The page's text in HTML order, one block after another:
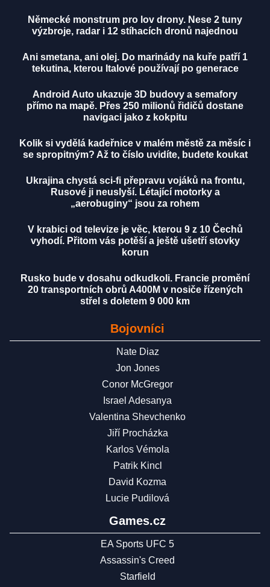
Německé monstrum pro lov drony. Nese 2 tuny
výzbroje, radar i 12 stíhacích dronů najednou
Ani smetana, ani olej. Do marinády na kuře patří 1
tekutina, kterou Italové používají po generace
Android Auto ukazuje 3D budovy a semafory
přímo na mapě. Přes 250 milionů řidičů dostane
navigaci jako z kokpitu
Kolik si vydělá kadeřnice v malém městě za měsíc i
se spropitným? Až to číslo uvidíte, budete koukat
Ukrajina chystá sci-fi přepravu vojáků na frontu,
Rusové ji neuslyší. Létající motorky a
„aerobuginy“ jsou za rohem
V krabici od televize je věc, kterou 9 z 10 Čechů
vyhodí. Přitom vás potěší a ještě ušetří stovky
korun
Rusko bude v dosahu odkudkoli. Francie promění
20 transportních obrů A400M v nosiče řízených
střel s doletem 9 000 km
Bojovníci
Nate Diaz
Jon Jones
Conor McGregor
Israel Adesanya
Valentina Shevchenko
Jiří Procházka
Karlos Vémola
Patrik Kincl
David Kozma
Lucie Pudilová
Games.cz
EA Sports UFC 5
Assassin's Creed
Starfield